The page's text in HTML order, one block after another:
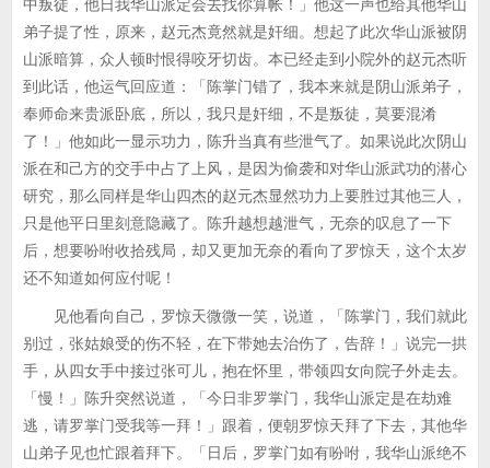
中叛徒，他日我华山派定会去找你算帐！」他这一声也给其他华山
弟子提了性，原来，赵元杰竟然就是奸细。想起了此次华山派被阴
山派暗算，众人顿时恨得咬牙切齿。本已经走到小院外的赵元杰听
到此话，他运气回应道：「陈掌门错了，我本来就是阴山派弟子，
奉师命来贵派卧底，所以，我只是奸细，不是叛徒，莫要混淆
了！」他如此一显示功力，陈升当真有些泄气了。如果说此次阴山
派在和己方的交手中占了上风，是因为偷袭和对华山派武功的潜心
研究，那么同样是华山四杰的赵元杰显然功力上要胜过其他三人，
只是他平日里刻意隐藏了。陈升越想越泄气，无奈的叹息了一下
后，想要吩咐收拾残局，却又更加无奈的看向了罗惊天，这个太岁
还不知道如何应付呢！
见他看向自己，罗惊天微微一笑，说道，「陈掌门，我们就此
别过，张姑娘受的伤不轻，在下带她去治伤了，告辞！」说完一拱
手，从四女手中接过张可儿，抱在怀里，带领四女向院子外走去。
「慢！」陈升突然说道，「今日非罗掌门，我华山派定是在劫难
逃，请罗掌门受我等一拜！」跟着，便朝罗惊天拜了下去，其他华
山弟子见也忙跟着拜下。「日后，罗掌门如有吩咐，我华山派绝不